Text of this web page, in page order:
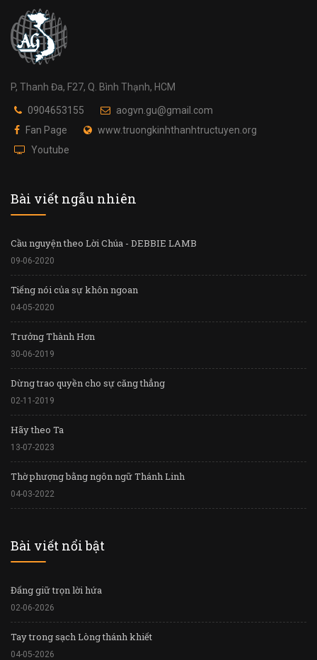
P, Thanh Đa, F27, Q. Bình Thạnh, HCM
0904653155
aogvn.gu@gmail.com
Fan Page
www.truongkinhthanhtructuyen.org
Youtube
Bài viết ngẫu nhiên
Cầu nguyện theo Lời Chúa - DEBBIE LAMB
09-06-2020
Tiếng nói của sự khôn ngoan
04-05-2020
Trưởng Thành Hơn
30-06-2019
Dừng trao quyền cho sự căng thẳng
02-11-2019
Hãy theo Ta
13-07-2023
Thờ phượng bằng ngôn ngữ Thánh Linh
04-03-2022
Bài viết nổi bật
Đấng giữ trọn lời hứa
02-06-2026
Tay trong sạch Lòng thánh khiết
04-05-2026